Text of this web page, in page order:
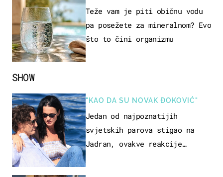
SHOW
"KAO DA SU NOVAK ĐOKOVIĆ"
Jedan od najpoznatijih
svjetskih parova stigao na
Jadran, ovakve reakcije
Teže vam je piti običnu vodu
pa posežete za mineralnom? Evo
što to čini organizmu